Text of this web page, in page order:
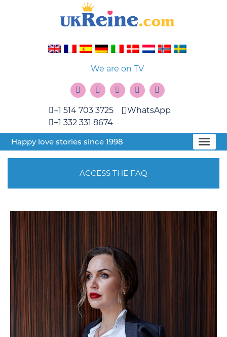
We are on TV
+1 514 703 3725
+1 332 331 8674
WhatsApp
Happy love stories since 1998
ACCESS THE FAQ